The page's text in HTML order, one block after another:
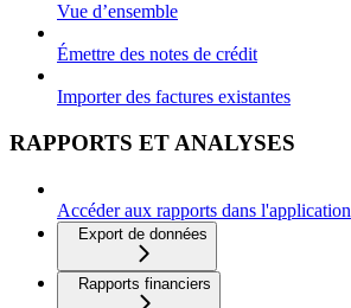
Vue d’ensemble
Émettre des notes de crédit
Importer des factures existantes
RAPPORTS ET ANALYSES
Accéder aux rapports dans l'application
Export de données
Rapports financiers